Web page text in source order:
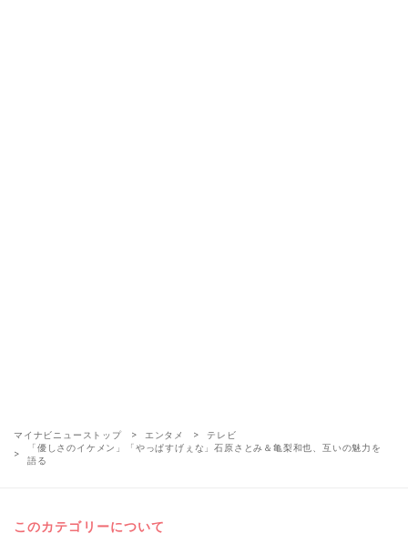
マイナビニューストップ エンタメ
テレビ
「優しさのイケメン」「やっぱすげぇな」石原さとみ＆亀梨和也、互いの魅力を
語る
このカテゴリーについて